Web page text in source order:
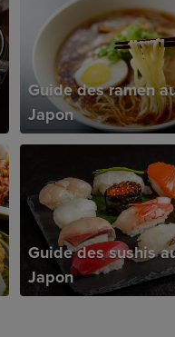
Guide des ramen
Japon
Guide des sushis
Japon